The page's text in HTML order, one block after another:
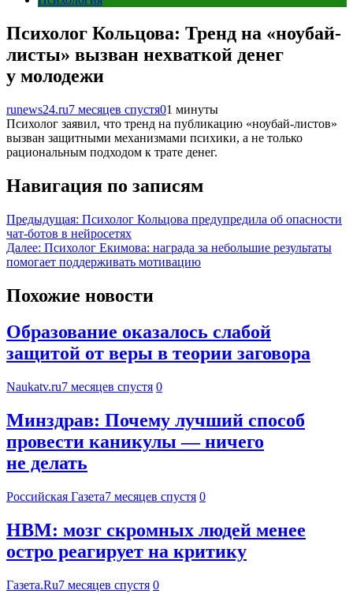
Психолог Кольцова: Тренд на «ноубай-
листы» вызван нехваткой денег
у молодежи
runews24.ru7 месяцев спустя01 минуты
Психолог заявил, что тренд на публикацию «ноубай-листов»
вызван защитными механизмами психики, а не только
рациональным подходом к трате денег.
Навигация по записям
Предыдущая: Психолог Кольцова предупредила об опасности
чат-ботов в нейросетях
Далее: Психолог Екимова: награда за небольшие результаты
помогает поддерживать мотивацию
Похожие новости
Образование оказалось слабой
защитой от веры в теории заговора
Naukatv.ru7 месяцев спустя 0
Минздрав: Почему лучший способ
провести каникулы — ничего
не делать
Российская Газета7 месяцев спустя 0
HBM: мозг скромных людей менее
остро реагирует на критику
Газета.Ru7 месяцев спустя 0